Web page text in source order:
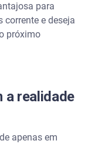
para
e deseja
próximo
a realidade
apenas em